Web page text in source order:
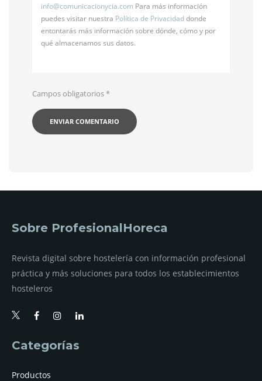
info@comunicacionycia.com Para más información
puedes visitar nuestra Política de Privacidaddonde
entontarás más información sobre dónde, cómo y por
qué almacenamos sus datos.
Campos obligatorios*
Sobre ProfesionalHoreca
Revista digital sobre hostelería con información profesional
práctica y más soluciones para todos los establecimientos
hosteleros
Categorías
Productos